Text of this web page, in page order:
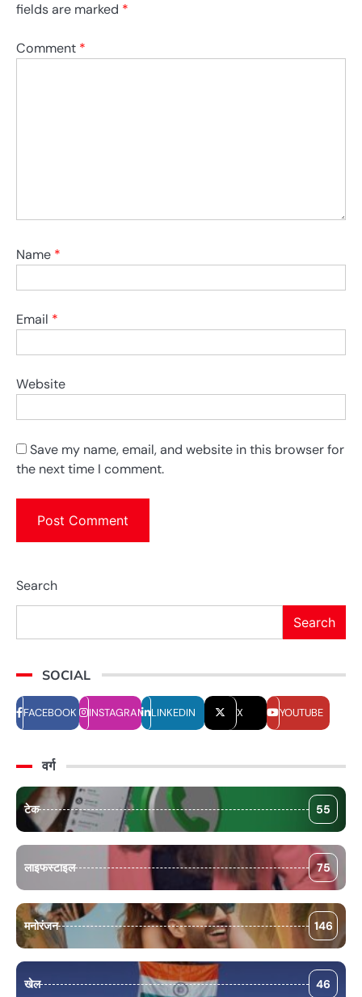
fields are marked *
Comment *
Name *
Email *
Website
Save my name, email, and website in this browser for
the next time I comment.
Search
Search
SOCIAL
FACEBOOK INSTAGRAM LINKEDIN X YOUTUBE
वर्ग
टेक 55
लाइफस्टाइल 75
मनोरंजन 146
खेल 46